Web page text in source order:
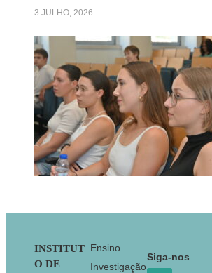
3 JULHO, 2026
Footer
INSTITUT
O DE
Ensino
Investigação
Siga-nos